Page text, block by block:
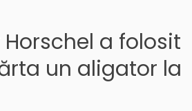
a folosit
un aligator la